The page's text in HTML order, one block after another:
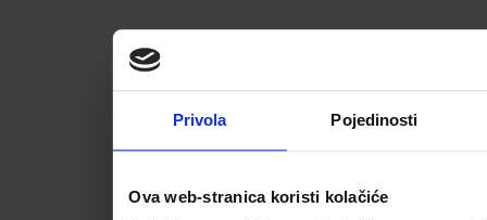
Privola Pojedinosti
Ova web-stranica koristi kolačiće